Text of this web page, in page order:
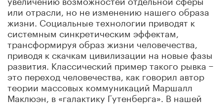
или отрасли, но не изменению нашего образа
жизни. Социальные технологии приводят к
системным синкретическим эффектам,
трансформируя образ жизни человечества,
приводя к скачкам цивилизации на новые фазы
развития. Классический пример такого рывка −
это переход человечества, как говорил автор
теории массовых коммуникаций Маршалл
Маклюэн, в «галактику Гутенберга». В нашей